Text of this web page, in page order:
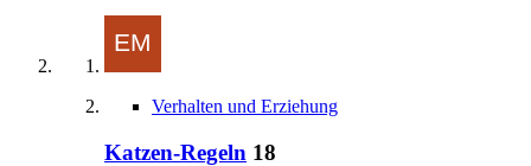
Verhalten und Erziehung
Katzen-Regeln 18